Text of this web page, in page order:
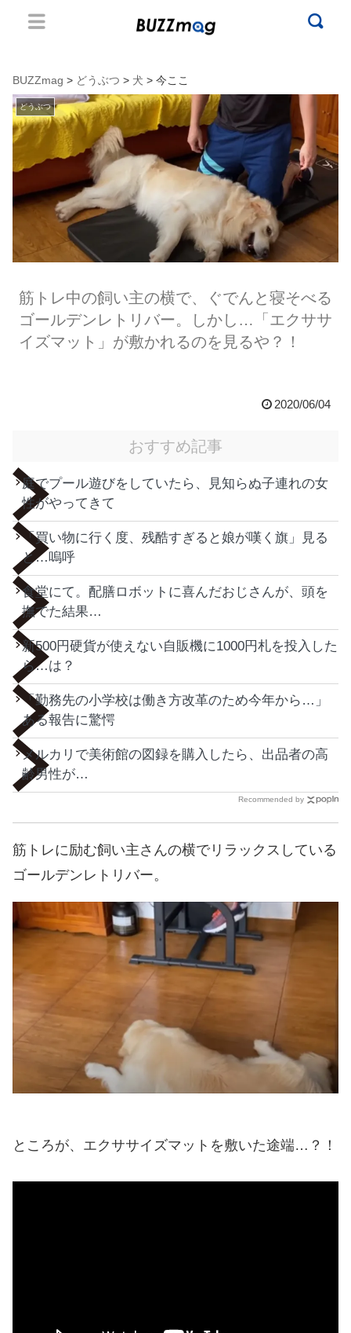
BUZZmag > どうぶつ > 犬 > 今ここ
どうぶつ
筋トレ中の飼い主の横で、ぐでんと寝そべる
ゴールデンレトリバー。しかし…「エクササ
イズマット」が敷かれるのを見るや？！
2020/06/04
おすすめ記事
庭でプール遊びをしていたら、見知らぬ子連れの女
性がやってきて
「買い物に行く度、残酷すぎると娘が嘆く旗」見る
と…嗚呼
食堂にて。配膳ロボットに喜んだおじさんが、頭を
撫でた結果…
新500円硬貨が使えない自販機に1000円札を投入した
ら…は？
「勤務先の小学校は働き方改革のため今年から…」
ある報告に驚愕
メルカリで美術館の図録を購入したら、出品者の高
齢男性が…
Recommended by
筋トレに励む飼い主さんの横でリラックスしている
ゴールデンレトリバー。
ところが、エクササイズマットを敷いた途端…？！